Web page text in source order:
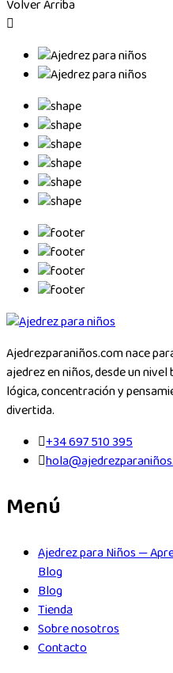
Volver Arriba
Ajedrezparaniños.com nace
ajedrez en niños, desde un
lógica, concentración y
divertida.
+34 697 510 395
Menú
Ajedrez para Niños —
Blog
Blog
Tienda
Sobre nosotros
Contacto